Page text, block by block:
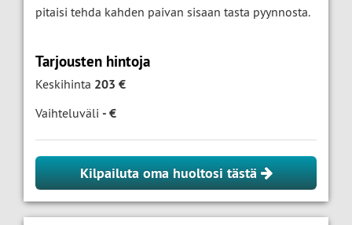
pitaisi tehda kahden paivan sisaan tasta pyynnosta.
Tarjousten hintoja
Keskihinta 203 €
Vaihteluväli - €
Kilpailuta oma huoltosi tästä